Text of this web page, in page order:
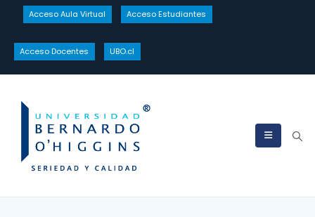
Acceso Aula Virtual Acceso Estudiantes
Acceso Docentes UBO.cl